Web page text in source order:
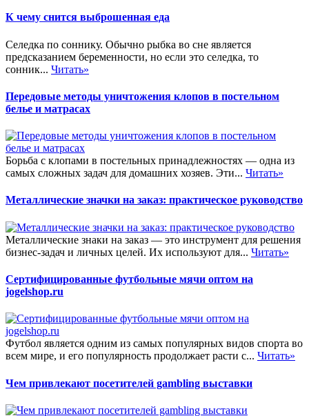
К чему снится выброшенная еда
Селедка по соннику. Обычно рыбка во сне является
предсказанием беременности, но если это селедка, то
сонник... Читать»
Передовые методы уничтожения клопов в постельном
белье и матрасах
Борьба с клопами в постельных принадлежностях — одна из
самых сложных задач для домашних хозяев. Эти... Читать»
Металлические значки на заказ: практическое руководство
Металлические знаки на заказ — это инструмент для решения
бизнес-задач и личных целей. Их используют для... Читать»
Сертифицированные футбольные мячи оптом на
jogelshop.ru
Футбол является одним из самых популярных видов спорта во
всем мире, и его популярность продолжает расти с... Читать»
Чем привлекают посетителей gambling выставки